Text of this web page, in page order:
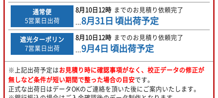
通常便
5営業日出荷
8月10日12時 までのお見積り依頼完了
...8月31日 頃出荷予定
遮光ターポリン
7営業日出荷
8月10日12時 までのお見積り依頼完了
...9月4日 頃出荷予定
※上記出荷予定はお見積り時に確認事項がなく、校正データの修正が
無しなど条件が短い期間で整った場合の目安です。
正式な出荷日はデータOKのご連絡を頂いた後にご案内いたします。